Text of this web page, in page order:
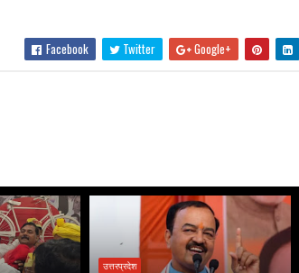
Facebook Twitter Google+
उत्तरप्रदेश